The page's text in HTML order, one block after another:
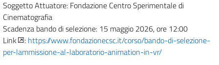
Soggetto Attuatore: Fondazione Centro Sperimentale di
Cinematografia
Scadenza bando di selezione: 15 maggio 2026, ore 12:00
Link
: https://www.fondazionecsc.it/corso/bando-di-selezione-
per-lammissione-al-laboratorio-animation-in-vr/